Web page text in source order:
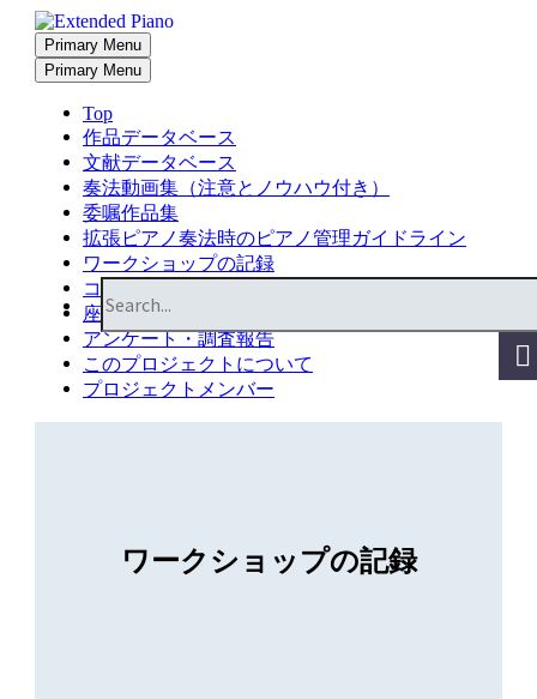
Primary Menu
Primary Menu
Top
作品データベース
文献データベース
奏法動画集（注意とノウハウ付き）
委嘱作品集
拡張ピアノ奏法時のピアノ管理ガイドライン
ワークショップの記録
コンサートの記録
座談会・シンポジウムの記録
アンケート・調査報告
このプロジェクトについて
プロジェクトメンバー
ワークショップの記録